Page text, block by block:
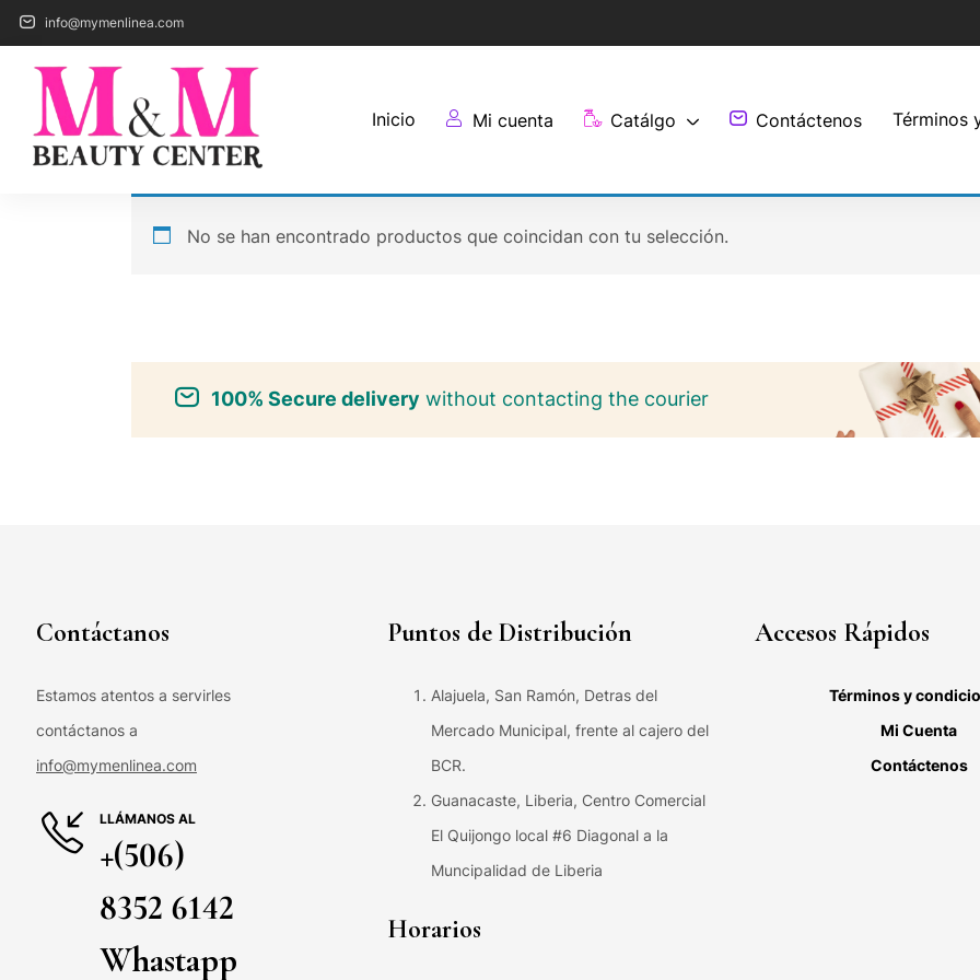
info@mymenlinea.com
Inicio Mi cuenta Catálgo Contáctenos Términos
No se han encontrado productos que coincidan con tu selección.
100% Secure delivery without contacting the courier
Contáctanos
Estamos atentos a servirles
contáctanos a
info@mymenlinea.com
LLÁMANOS AL
+(506)
8352 6142
Whastapp
Puntos de Distribución
Alajuela, San Ramón, Detras del
Mercado Municipal, frente al cajero del
BCR.
Guanacaste, Liberia, Centro Comercial
El Quijongo local #6 Diagonal a la
Muncipalidad de Liberia
Horarios
Accesos Rápidos
Términos y
Mi Cuenta
Contáctenos